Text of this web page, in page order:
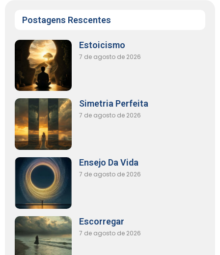
Postagens Rescentes
Estoicismo
7 de agosto de 2026
Simetria Perfeita
7 de agosto de 2026
Ensejo Da Vida
7 de agosto de 2026
Escorregar
7 de agosto de 2026